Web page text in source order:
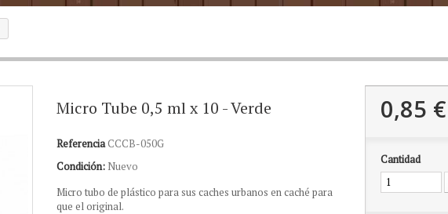
Micro Tube 0,5 ml x 10 - Verde
ReferenciaCCCB-050G
Condición: Nuevo
Micro tubo de plástico parasus caches urbanos en caché para
que eloriginal.
0,85 €
Cantidad